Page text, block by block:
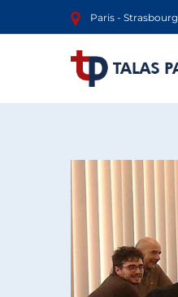
Paris - Strasbourg